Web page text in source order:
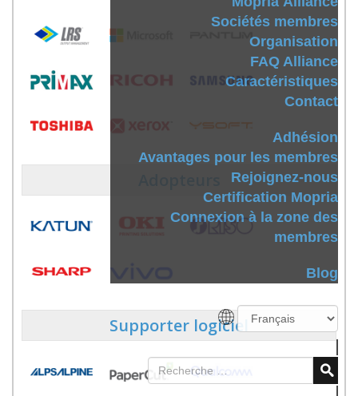
Sociétés membres
Organisation
FAQ Alliance
Caractéristiques
Contact
Adhésion
Avantages pour les membres
Rejoignez-nous
Certification Mopria
Connexion à la zone des
membres
Blog
Supporter logiciel